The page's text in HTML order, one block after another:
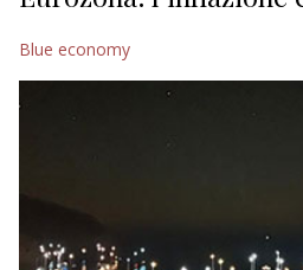
Blue economy